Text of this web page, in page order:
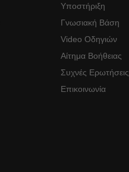
Υποστήριξη
Γνωσιακή Βάση
Video Οδηγιών
Αίτημα Βοήθειας
Συχνές Ερωτήσεις
Επικοινωνία